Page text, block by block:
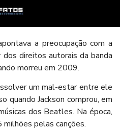
a preocupação com a
direitos autorais da banda
morreu em 2009.
um mal-estar entre ele
quando Jackson comprou, em
dos Beatles. Na época,
pelas canções.